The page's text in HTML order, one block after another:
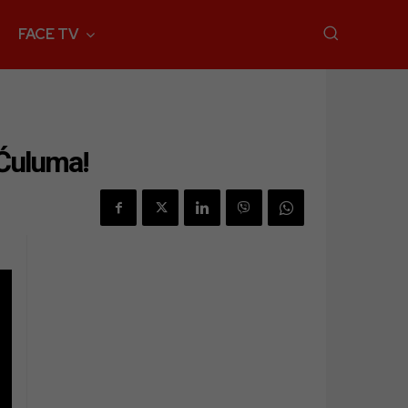
FACE TV